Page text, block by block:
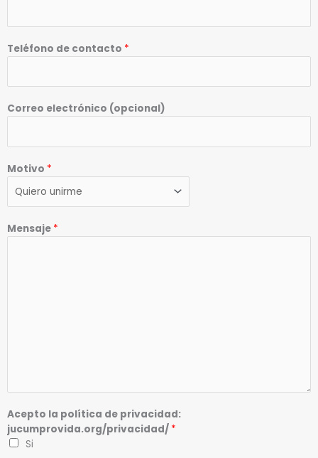
Teléfono de contacto *
Correo electrónico (opcional)
Motivo *
Mensaje *
Acepto la política de privacidad:
jucumprovida.org/privacidad/ *
Si